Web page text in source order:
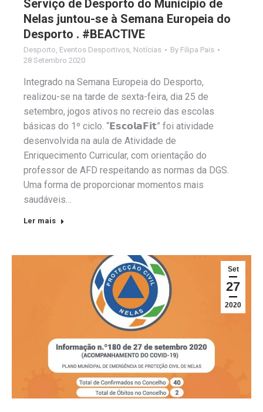
Serviço de Desporto do Município de
Nelas juntou-se à Semana Europeia do
Desporto . #BEACTIVE
Desporto Eventos Desportivos Notícias By Filipa Pais
28 Setembro 2020
Integrado na Semana Europeia do Desporto,
realizou-se na tarde de sexta-feira, dia 25 de
setembro, jogos ativos no recreio das escolas
básicas do 1º ciclo. “𝗘𝘀𝗰𝗼𝗹𝗮𝗙𝗶𝘁” foi atividade
desenvolvida na aula de Atividade de
Enriquecimento Curricular, com orientação do
professor de AFD respeitando as normas da DGS.
Uma forma de proporcionar momentos mais
saudáveis…
Ler mais
Set
27
2020